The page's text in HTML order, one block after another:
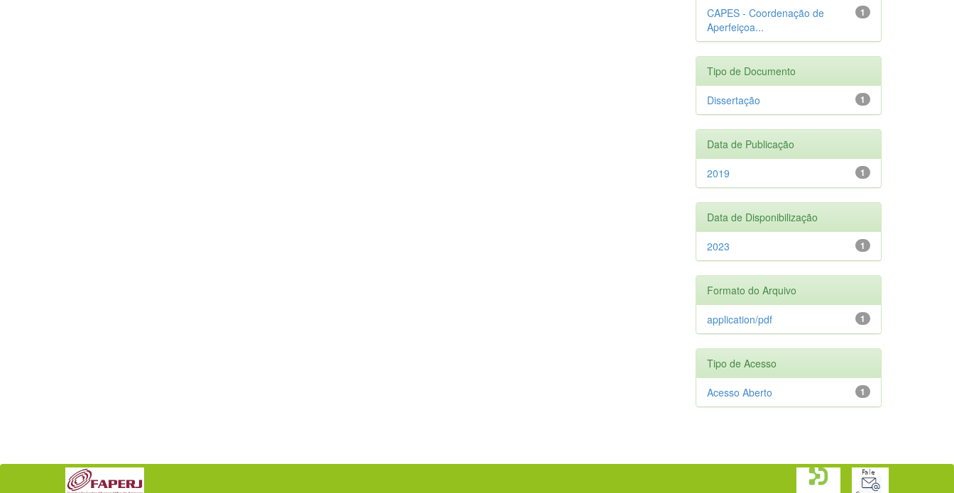
1
CAPES - Coordenação de
Aperfeiçoa...
Tipo de Documento
1
Dissertação
Data de Publicação
1
2019
Data de Disponibilização
1
2023
Formato do Arquivo
1
application/pdf
Tipo de Acesso
1
Acesso Aberto